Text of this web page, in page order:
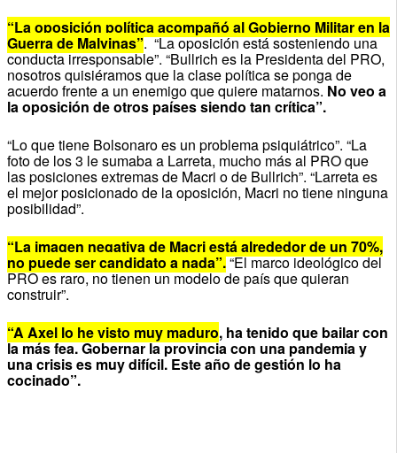
“La oposición política acompañó al Gobierno Militar en la
Guerra de Malvinas”. “La oposición está sosteniendo una
conducta irresponsable”. “Bullrich es la Presidenta del PRO,
nosotros quisiéramos que la clase política se ponga de
acuerdo frente a un enemigo que quiere matarnos. No veo a
la oposición de otros países siendo tan crítica”.
“Lo que tiene Bolsonaro es un problema psiquiátrico”. “La
foto de los 3 le sumaba a Larreta, mucho más al PRO que
las posiciones extremas de Macri o de Bullrich”. “Larreta es
el mejor posicionado de la oposición, Macri no tiene ninguna
posibilidad”.
“La imagen negativa de Macri está alrededor de un 70%,
no puede ser candidato a nada”.“El marco ideológico del
PRO es raro, no tienen un modelo de país que quieran
construir”.
“A Axel lo he visto muy maduro, ha tenido que bailar con
la más fea. Gobernar la provincia con una pandemia y
una crisis es muy difícil. Este año de gestión lo ha
cocinado”.